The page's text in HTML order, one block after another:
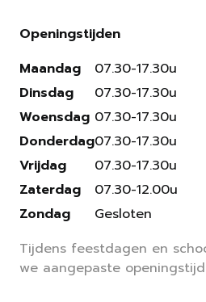
Openingstijden
Maandag
Dinsdag
Woensdag
Donderdag
Vrijdag
Zaterdag
Zondag
07.30-17.30u
07.30-17.30u
07.30-17.30u
07.30-17.30u
07.30-17.30u
07.30-12.00u
Gesloten
Tijdens feestdagen en
we aangepaste